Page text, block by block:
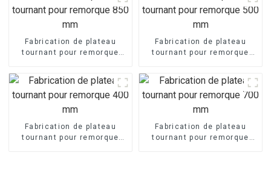
Fabrication de plateau
tournant pour remorque
Fabrication de plateau
tournant pour remorque
Fabrication de plateau
tournant pour remorque
Fabrication de plateau
tournant pour remorque